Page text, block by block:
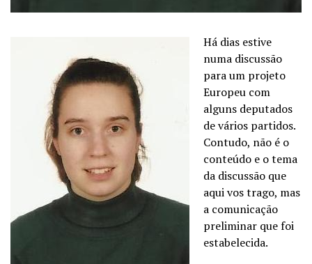
Há dias estive
numa discussão
para um projeto
Europeu com
alguns deputados
de vários partidos.
Contudo, não é o
conteúdo e o tema
da discussão que
aqui vos trago, mas
a comunicação
preliminar que foi
estabelecida.